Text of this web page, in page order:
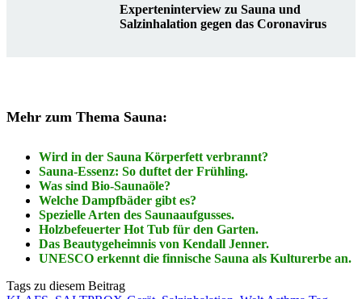
Experteninterview zu Sauna und
Salzinhalation gegen das Coronavirus
Mehr zum Thema Sauna:
Wird in der Sauna Körperfett verbrannt?
Sauna-Essenz: So duftet der Frühling.
Was sind Bio-Saunaöle?
Welche Dampfbäder gibt es?
Spezielle Arten des Saunaaufgusses.
Holzbefeuerter Hot Tub für den Garten.
Das Beautygeheimnis von Kendall Jenner.
UNESCO erkennt die finnische Sauna als Kulturerbe an.
Tags zu diesem Beitrag